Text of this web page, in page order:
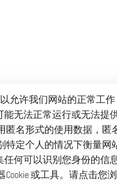
以允许我们网站的正常工
能无法正常运行或无法提
匿名形式的使用数据，匿
特定个人的情况下衡量网
任何可以识别您身份的信
或工具。请点击您